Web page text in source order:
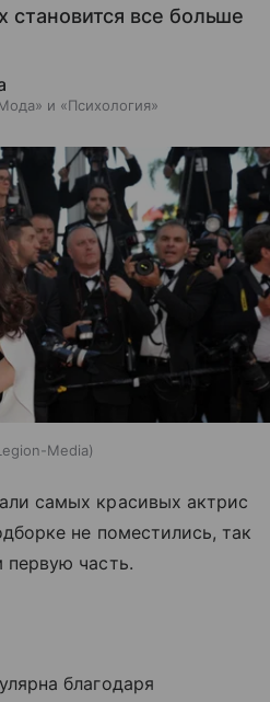
все больше
и «Психология»
Media
самых красивых актрис
не поместились, так
первую часть.
благодаря